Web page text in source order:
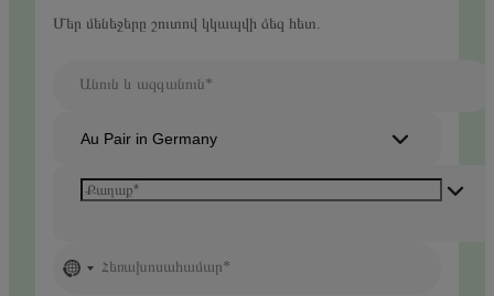
Մեր մենեջերը շուտով կկապվի ձեզ հետ.
Անուն և ազգանուն*
Au Pair in Germany
No Հեռախոսահամար*